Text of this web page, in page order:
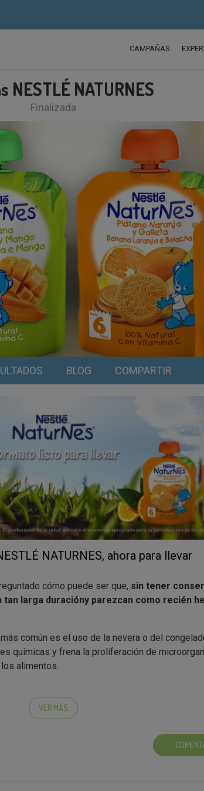
CAMPAÑAS
NESTLÉ NATURNES
Finalizada
BLOG COMPARTIR
NATURNES, ahora para llevar
cómo puede ser que, sin tener
tan larga duracióny parezcan como recién
común es el uso de la nevera o del
químicas y frena la proliferación de
alimentos.
por ejemplo, se añade azúcar a las
conservas.
de nuestros bebés para que, sin añadir
ambiente
VER MÁS